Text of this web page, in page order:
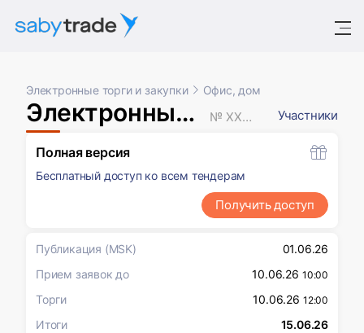
Электронные торги и закупки Офис, дом
Электронный аукцион № XXXXXXX Участники
Полная версия
Бесплатный доступ ко всем тендерам
Получить доступ
Публикация (MSK)
01.06.26
Прием заявок до
10.06.26 10:00
Торги 10.06.26 12:00
Итоги 15.06.26